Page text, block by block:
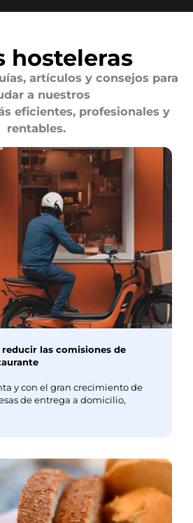
hosteleras
artículos y consejos para
a nuestros
eficientes, profesionales y
rentables.
reducir las comisiones de
y con el gran crecimiento de
de entrega a domicilio,